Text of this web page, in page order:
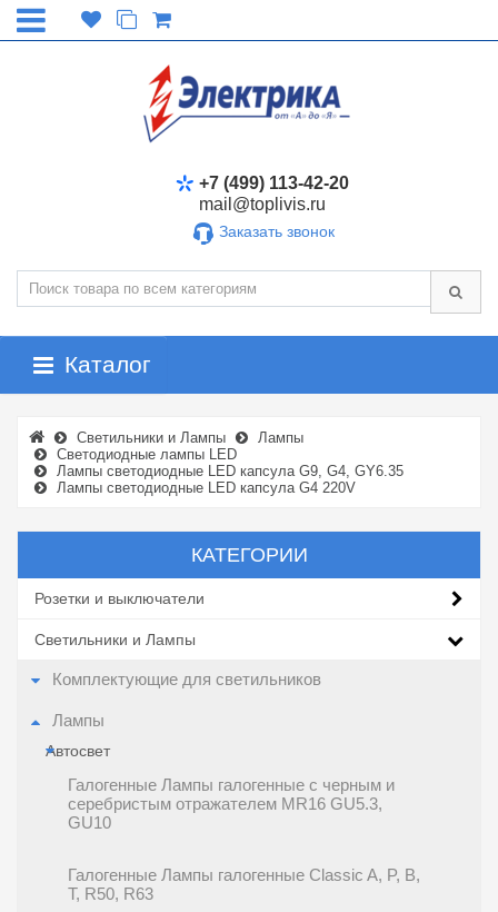
+7 (499) 113-42-20
mail@toplivis.ru
Заказать звонок
Каталог
Светильники и Лампы
Лампы
Светодиодные лампы LED
Лампы светодиодные LED капсула G9, G4, GY6.35
Лампы светодиодные LED капсула G4 220V
КАТЕГОРИИ
Розетки и выключатели
Светильники и Лампы
Комплектующие для светильников
Лампы
Автосвет
Галогенные Лампы галогенные c черным и
серебристым отражателем MR16 GU5.3,
GU10
Галогенные Лампы галогенные Classic A, P, B,
T, R50, R63